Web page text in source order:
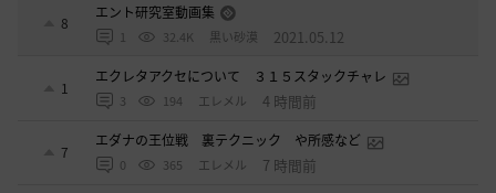
8
エント研究室動画集
1 32.4K 黒い砂漠 2021.05.12
1
エクレタアクセについて ３１５スタックチャレ
3 194 エレメル 4 時間前
7
エダナの王位戦 裏テクニック や所感など
0 365 エレメル 7 時間前